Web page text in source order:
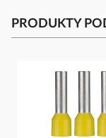
PRODUKTY